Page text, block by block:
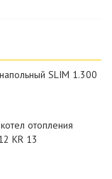
SLIM 1.300
отопления
КR 13